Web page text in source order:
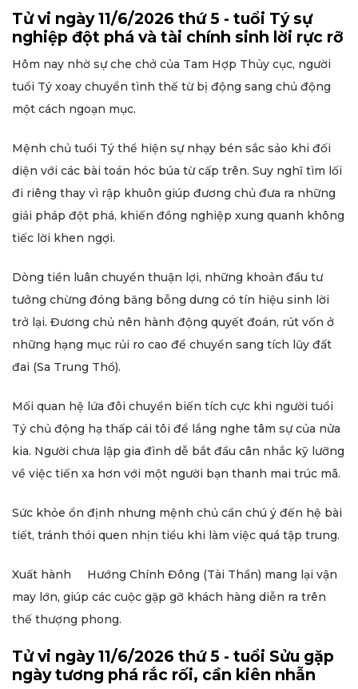
Tử vi ngày 11/6/2026 thứ 5 - tuổi Tý sự
nghiệp đột phá và tài chính sinh lời rực rỡ
Hôm nay nhờ sự che chở của Tam Hợp Thủy cục, người
tuổi Tý xoay chuyển tình thế từ bị động sang chủ động
một cách ngoạn mục.
Mệnh chủ tuổi Tý thể hiện sự nhạy bén sắc sảo khi đối
diện với các bài toán hóc búa từ cấp trên. Suy nghĩ tìm lối
đi riêng thay vì rập khuôn giúp đương chủ đưa ra những
giải pháp đột phá, khiến đồng nghiệp xung quanh không
tiếc lời khen ngợi.
Dòng tiền luân chuyển thuận lợi, những khoản đầu tư
tưởng chừng đóng băng bỗng dưng có tín hiệu sinh lời
trở lại. Đương chủ nên hành động quyết đoán, rút vốn ở
những hạng mục rủi ro cao để chuyển sang tích lũy đất
đai (Sa Trung Thổ).
Mối quan hệ lứa đôi chuyển biến tích cực khi người tuổi
Tý chủ động hạ thấp cái tôi để lắng nghe tâm sự của nửa
kia. Người chưa lập gia đình dễ bắt đầu cân nhắc kỹ lưỡng
về việc tiến xa hơn với một người bạn thanh mai trúc mã.
Sức khỏe ổn định nhưng mệnh chủ cần chú ý đến hệ bài
tiết, tránh thói quen nhịn tiểu khi làm việc quá tập trung.
Xuất hành Hướng Chính Đông (Tài Thần) mang lại vận
may lớn, giúp các cuộc gặp gỡ khách hàng diễn ra trên
thế thượng phong.
Tử vi ngày 11/6/2026 thứ 5 - tuổi Sửu gặp
ngày tương phá rắc rối, cần kiên nhẫn